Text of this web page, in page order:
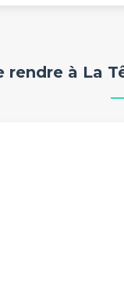
rendre à La